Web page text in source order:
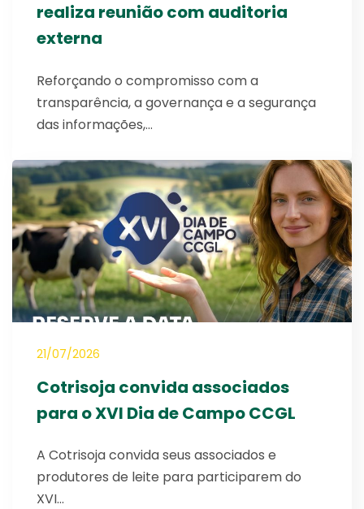
realiza reunião com auditoria
externa
Reforçando o compromisso com a
transparência, a governança e a segurança
das informações,…
21/07/2026
Cotrisoja convida associados
para o XVI Dia de Campo CCGL
A Cotrisoja convida seus associados e
produtores de leite para participarem do
XVI…